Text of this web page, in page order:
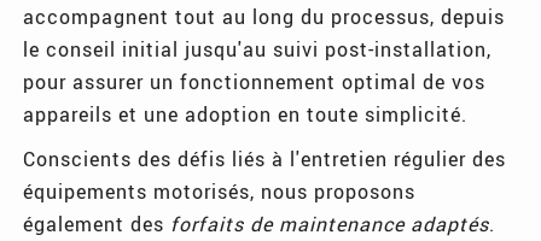
accompagnent tout au long du processus, depuis
le conseil initial jusqu'au suivi post-installation,
pour assurer un fonctionnement optimal de vos
appareils et une adoption en toute simplicité.
Conscients des défis liés à l'entretien régulier des
équipements motorisés, nous proposons
également des forfaits de maintenance adaptés.